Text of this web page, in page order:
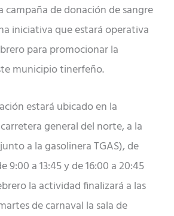
campaña de donación de sangre
iniciativa que estará operativa
para promocionar la
municipio tinerfeño.
estará ubicado en la
general del norte, a la
a la gasolinera TGAS), de
9:00 a 13:45 y de 16:00 a 20:45
la actividad finalizará a las
de carnaval la sala de